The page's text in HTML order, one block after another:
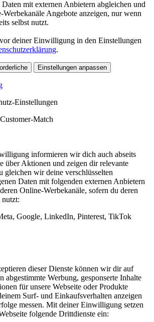
Daten mit externen Anbietern abgleichen und
Angebote anzeigen, nur wenn
selbst nutzt.
deiner Einwilligung in den Einstellungen
.
Einstellungen anpassen
Einstellungen
Match
informieren wir dich auch abseits
über Aktionen und zeigen dir relevante
gleichen wir deine verschlüsselten
Daten mit folgenden externen Anbietern
Online-Werbekanäle, sofern du deren
nutzt:
Google, LinkedIn, Pinterest, TikTok
dieser Dienste können wir dir auf
abgestimmte Werbung, gesponserte Inhalte
für unsere Webseite oder Produkte
Surf- und Einkaufsverhalten anzeigen
messen. Mit deiner Einwilligung setzen
folgende Drittdienste ein: